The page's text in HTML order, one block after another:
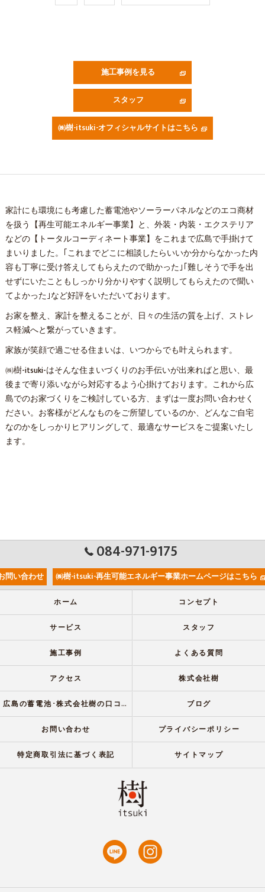
施工事例を見る
スタッフ
㈱樹-itsuki-オフィシャルサイトはこちら
家計にも環境にも考慮した蓄電池やソーラーパネルなどのエコ商材
を扱う【再生可能エネルギー事業】と、外装・内装・エクステリア
などの【トータルコーディネート事業】をこれまで広島で手掛けて
まいりました。｢これまでどこに相談したらいいか分からなかった内
容も丁寧に受け答えしてもらえたので助かった｣｢難しそうで手を出
せずにいたこともしっかり分かりやすく説明してもらえたので聞い
てよかった｣など好評をいただいております。
お家を整え、家計を整えることが、日々の生活の質を上げ、ストレ
ス軽減へと繋がっていきます。
家族が笑顔で過ごせる住まいは、いつからでも叶えられます。
㈱樹-itsuki-はそんな住まいづくりのお手伝いが出来ればと思い、最
後まで寄り添いながら対応するよう心掛けております。これから広
島でのお家づくりをご検討している方、まずは一度お問い合わせく
ださい。お客様がどんなものをご所望しているのか、どんなご自宅
なのかをしっかりヒアリングして、最適なサービスをご提案いたし
ます。
084-971-9175
問い合わせ ㈱樹-itsuki-再生可能エネルギー事業ホームページはこちら
ホーム コンセプト
サービス スタッフ
施工事例 よくある質問
アクセス 株式会社樹
広島の蓄電池･株式会社樹の口コミ情報 ブログ
お問い合わせ プライバシーポリシー
特定商取引法に基づく表記 サイトマップ